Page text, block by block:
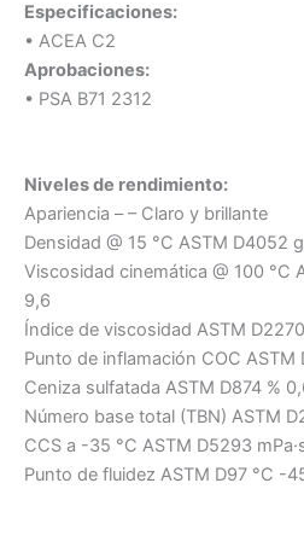
Especificaciones:
• ACEA C2
Aprobaciones:
• PSA B71 2312
Niveles de rendimiento:
Apariencia – – Claro y brillante
Densidad @ 15 °C ASTM D4052
Viscosidad cinemática @ 100 °C
9,6
Índice de viscosidad ASTM
Punto de inflamación COC ASTM
Ceniza sulfatada ASTM D874 %
Número base total (TBN) ASTM
CCS a -35 °C ASTM D5293
Punto de fluidez ASTM D97 °C -